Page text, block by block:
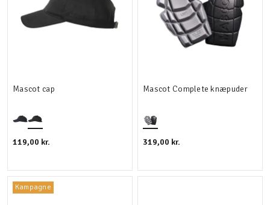
Mascot cap
119,00 kr.
Mascot Complete knæpuder
319,00 kr.
Kampagne